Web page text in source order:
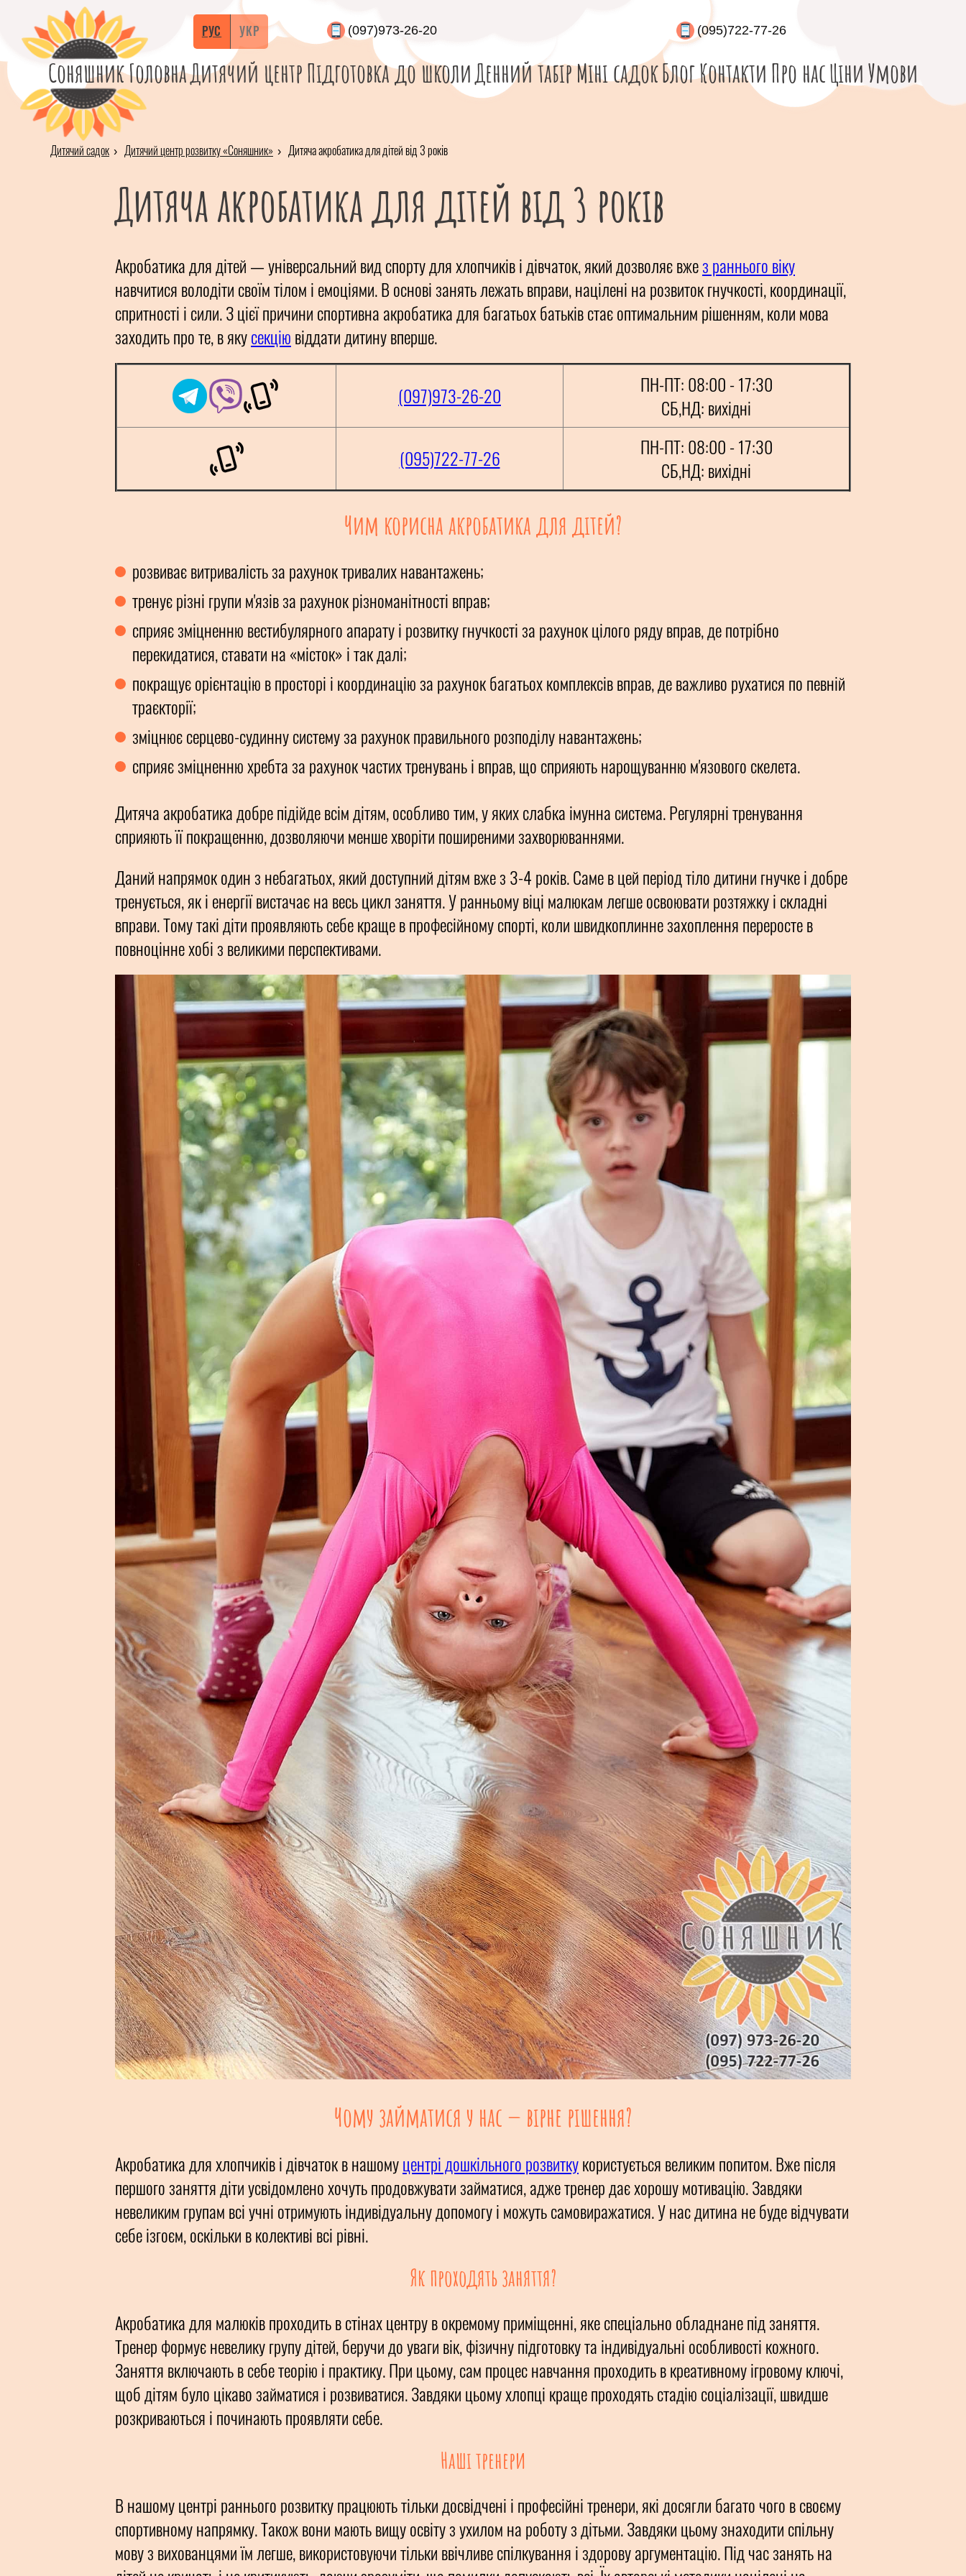
РУС УКР (097)973-26-20 (095)722-77-26
СоняшникГоловнаДитячий центрПідготовка до школиДенний табірМіні садокБлогКонтактиПро насЦіниУмови
Дитячий садок Дитячий центр розвитку «Соняшник» Дитяча акробатика для дітей від 3 років
Дитяча акробатика для дітей від 3 років
Акробатика для дітей — універсальний вид спорту для хлопчиків і дівчаток, який дозволяє вжез раннього віку
навчитися володіти своїм тілом і емоціями. В основі занять лежать вправи, націлені на розвиток гнучкості, координації,
спритності і сили. З цієї причини спортивна акробатика для багатьох батьків стає оптимальним рішенням, коли мова
заходить про те, в якусекціювіддати дитину вперше.
(097)973-26-20
ПН-ПТ: 08:00 - 17:30
СБ,НД: вихідні
(095)722-77-26
ПН-ПТ: 08:00 - 17:30
СБ,НД: вихідні
Чим корисна акробатика для дітей?
розвиває витривалість за рахунок тривалих навантажень;
тренує різні групи м'язів за рахунок різноманітності вправ;
сприяє зміцненню вестибулярного апарату і розвитку гнучкості за рахунок цілого ряду вправ, де потрібно
перекидатися, ставати на «місток» і так далі;
покращує орієнтацію в просторі і координацію за рахунок багатьох комплексів вправ, де важливо рухатися по певній
траєкторії;
зміцнює серцево-судинну систему за рахунок правильного розподілу навантажень;
сприяє зміцненню хребта за рахунок частих тренувань і вправ, що сприяють нарощуванню м'язового скелета.
Дитяча акробатика добре підійде всім дітям, особливо тим, у яких слабка імунна система. Регулярні тренування
сприяють її покращенню, дозволяючи менше хворіти поширеними захворюваннями.
Даний напрямок один з небагатьох, який доступний дітям вже з 3-4 років. Саме в цей період тіло дитини гнучке і добре
тренується, як і енергії вистачає на весь цикл заняття. У ранньому віці малюкам легше освоювати розтяжку і складні
вправи. Тому такі діти проявляють себе краще в професійному спорті, коли швидкоплинне захоплення переросте в
повноцінне хобі з великими перспективами.
Чому займатися у нас — вірне рішення?
Акробатика для хлопчиків і дівчаток в нашомуцентрі дошкільного розвиткукористується великим попитом. Вже після
першого заняття діти усвідомлено хочуть продовжувати займатися, адже тренер дає хорошу мотивацію. Завдяки
невеликим групам всі учні отримують індивідуальну допомогу і можуть самовиражатися. У нас дитина не буде відчувати
себе ізгоєм, оскільки в колективі всі рівні.
Як проходять заняття?
Акробатика для малюків проходить в стінах центру в окремому приміщенні, яке спеціально обладнане під заняття.
Тренер формує невелику групу дітей, беручи до уваги вік, фізичну підготовку та індивідуальні особливості кожного.
Заняття включають в себе теорію і практику. При цьому, сам процес навчання проходить в креативному ігровому ключі,
щоб дітям було цікаво займатися і розвиватися. Завдяки цьому хлопці краще проходять стадію соціалізації, швидше
розкриваються і починають проявляти себе.
Наші тренери
В нашому центрі раннього розвитку працюють тільки досвідчені і професійні тренери, які досягли багато чого в своєму
спортивному напрямку. Також вони мають вищу освіту з ухилом на роботу з дітьми. Завдяки цьому знаходити спільну
мову з вихованцями їм легше, використовуючи тільки ввічливе спілкування і здорову аргументацію. Під час занять на